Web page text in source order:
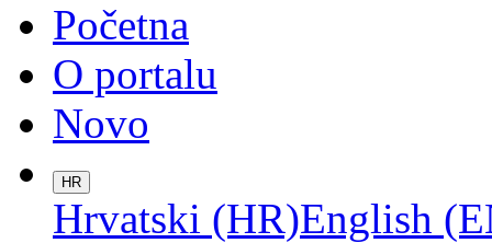
Početna
O portalu
Novo
HR
Hrvatski (HR)English